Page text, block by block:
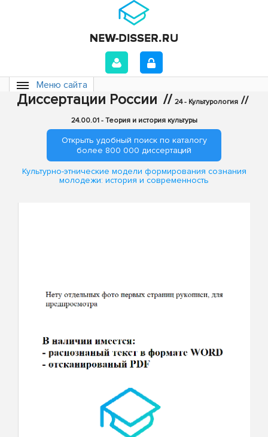
Меню сайта
Диссертации России // 24 - Культурология //
24.00.01 - Теория и история культуры
Открыть удобный поиск по каталогу
более 800 000 диссертаций
Культурно-этнические модели формирования сознания
молодежи: история и современность